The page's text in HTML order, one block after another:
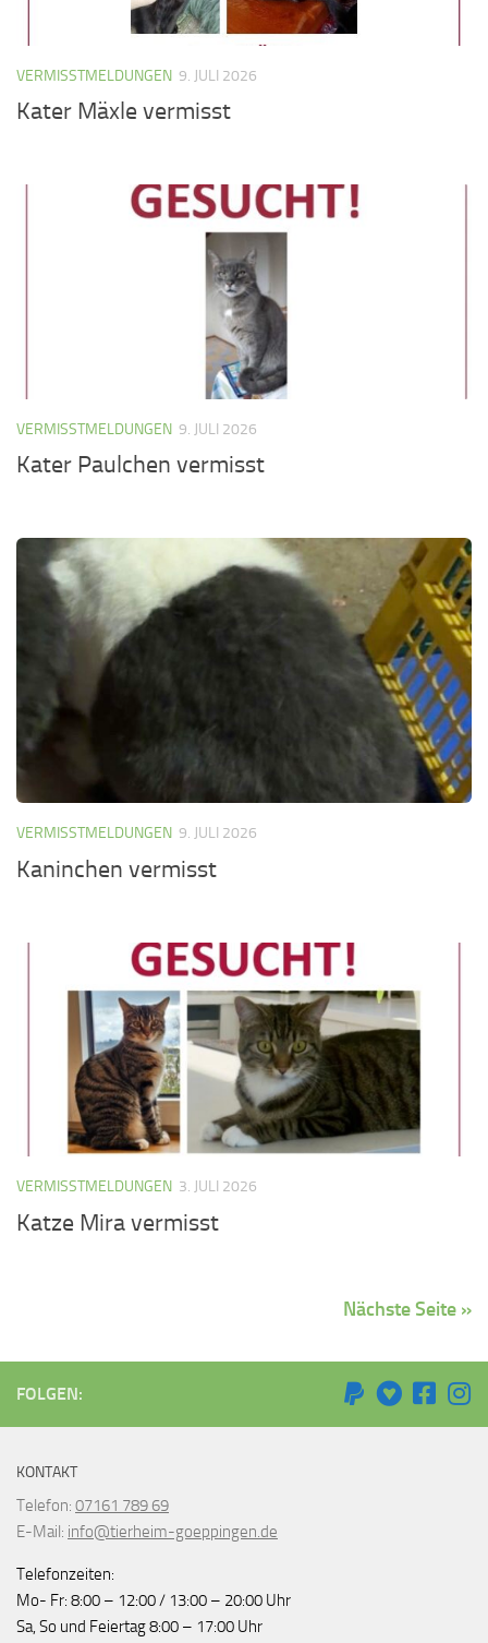
VERMISSTMELDUNGEN 9. JULI 2026
Kater Mäxle vermisst
VERMISSTMELDUNGEN 9. JULI 2026
Kater Paulchen vermisst
VERMISSTMELDUNGEN 9. JULI 2026
Kaninchen vermisst
VERMISSTMELDUNGEN 3. JULI 2026
Katze Mira vermisst
Nächste Seite »
FOLGEN:
KONTAKT
Telefon: 07161 789 69
E-Mail: info@tierheim-goeppingen.de
Telefonzeiten:
Mo- Fr: 8:00 – 12:00 / 13:00 – 20:00 Uhr
Sa, So und Feiertag 8:00 – 17:00 Uhr